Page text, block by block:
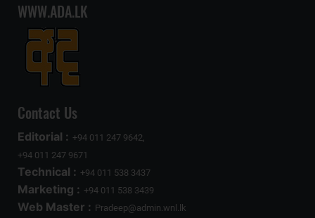
WWW.ADA.LK
Contact Us
Editorial : +94 011 247 9642,
+94 011 247 9671
Technical : +94 011 538 3437
Marketing : +94 011 538 3439
Web Master : Pradeep@admin.wnl.lk